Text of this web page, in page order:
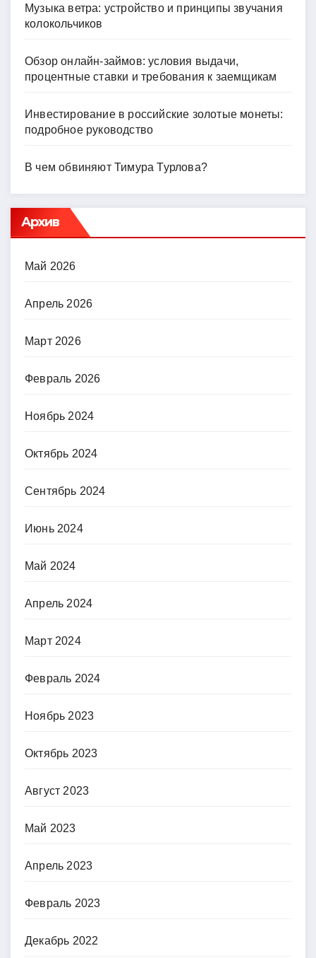
Музыка ветра: устройство и принципы звучания
колокольчиков
Обзор онлайн-займов: условия выдачи,
процентные ставки и требования к заемщикам
Инвестирование в российские золотые монеты:
подробное руководство
В чем обвиняют Тимура Турлова?
Архив
Май 2026
Апрель 2026
Март 2026
Февраль 2026
Ноябрь 2024
Октябрь 2024
Сентябрь 2024
Июнь 2024
Май 2024
Апрель 2024
Март 2024
Февраль 2024
Ноябрь 2023
Октябрь 2023
Август 2023
Май 2023
Апрель 2023
Февраль 2023
Декабрь 2022